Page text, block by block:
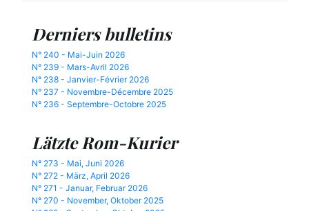
Derniers bulletins
N° 240 - Mai-Juin 2026
N° 239 - Mars-Avril 2026
N° 238 - Janvier-Février 2026
N° 237 - Novembre-Décembre 2025
N° 236 - Septembre-Octobre 2025
Lätzte Rom-Kurier
N° 273 - Mai, Juni 2026
N° 272 - März, April 2026
N° 271 - Januar, Februar 2026
N° 270 - November, Oktober 2025